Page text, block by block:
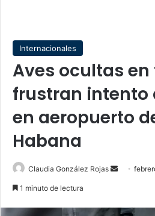
Internacionales
Aves ocultas en
frustran intento
en aeropuerto
Habana
Claudia González Rojas
Send
1 minuto de lectura